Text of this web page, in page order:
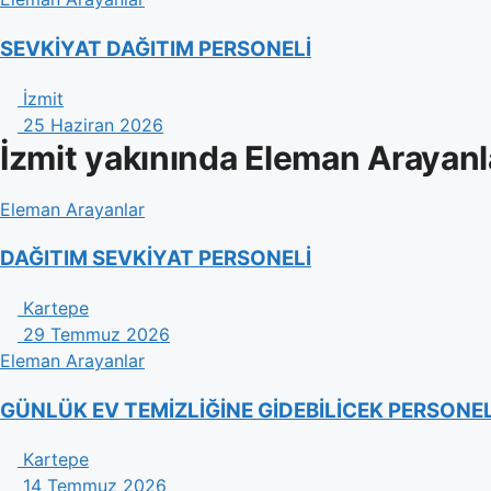
SEVKİYAT DAĞITIM PERSONELİ
İzmit
25 Haziran 2026
İzmit yakınında Eleman
Eleman Arayanlar
DAĞITIM SEVKİYAT PERSONELİ
Kartepe
29 Temmuz 2026
Eleman Arayanlar
GÜNLÜK EV TEMİZLİĞİNE GİDEBİLİCEK
Kartepe
14 Temmuz 2026